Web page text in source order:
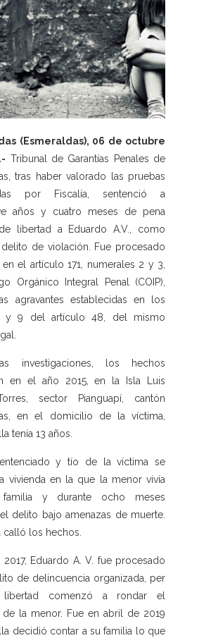
(Esmeraldas), 06 de octubre
Tribunal de Garantías Penales de
tras haber valorado las pruebas
por Fiscalía, sentenció a
años y cuatro meses de pena
libertad a Eduardo A.V., como
de violación. Fue procesado
el artículo 171, numerales 2 y 3,
Orgánico Integral Penal (COIP),
agravantes establecidas en los
y 9 del artículo 48, del mismo
investigaciones, los hechos
en el año 2015, en la Isla Luis
sector Pianguapí, cantón
en el domicilio de la víctima,
tenía 13 años.
y tío de la víctima se
vivienda en la que la menor vivía
y durante ocho meses
delito bajo amenazas de muerte.
calló los hechos.
2017, Eduardo A. V. fue procesado
de delincuencia organizada, per
comenzó a rondar el
la menor. Fue en abril de 2019
decidió contar a su familia lo que